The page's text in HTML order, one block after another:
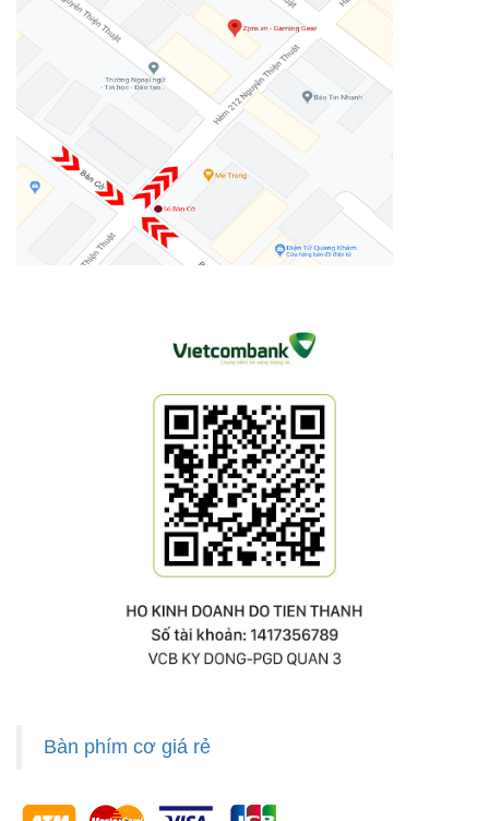
Bàn phím cơ giá rẻ